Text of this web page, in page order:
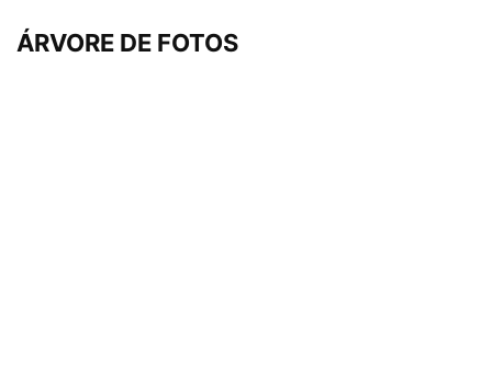
ÁRVORE DE FOTOS